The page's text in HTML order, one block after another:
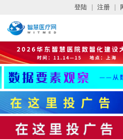
登陆 注册